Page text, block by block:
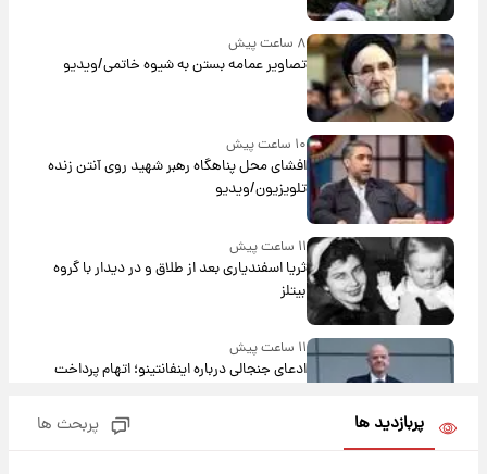
۸ ساعت پیش
تصاویر عمامه بستن به شیوه خاتمی/ویدیو
۱۰ ساعت پیش
افشای محل پناهگاه‌ رهبر شهید روی آنتن زنده
تلویزیون/ویدیو
۱۱ ساعت پیش
ثریا اسفندیاری بعد از طلاق و در دیدار با گروه
بیتلز
۱۱ ساعت پیش
ادعای جنجالی درباره اینفانتینو؛ اتهام پرداخت
پربازدید ها پربحث ها